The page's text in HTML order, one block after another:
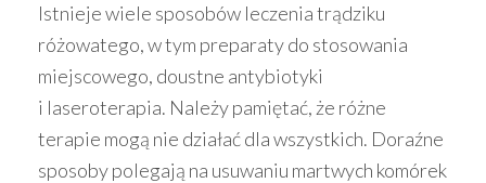
Istnieje wiele sposobów leczenia trądziku
różowatego, w tym preparaty do stosowania
miejscowego, doustne antybiotyki
i laseroterapia. Należy pamiętać, że różne
terapie mogą nie działać dla wszystkich. Doraźne
sposoby polegają na usuwaniu martwych komórek